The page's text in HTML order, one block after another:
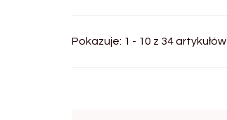
Pokazuje: 1 - 10 z 34 artykułów